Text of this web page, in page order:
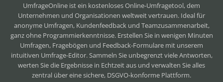
UmfrageOnline ist ein kostenloses Online-Umfragetool, dem
Unternehmen und Organisationen weltweit vertrauen. Ideal für
anonyme Umfragen, Kundenfeedback und Teamzusammenarbeit,
ganz ohne Programmierkenntnisse. Erstellen Sie in wenigen Minuten
Umfragen, Fragebögen und Feedback-Formulare mit unserem
intuitiven Umfrage-Editor. Sammeln Sie unbegrenzt viele Antworten,
werten Sie die Ergebnisse in Echtzeit aus und verwalten Sie alles
zentral über eine sichere, DSGVO-konforme Plattform.